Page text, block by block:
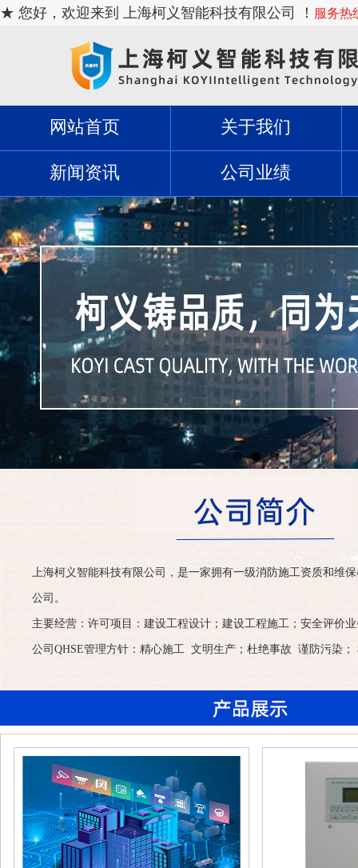
★ 您好，欢迎来到 上海柯义智能科技有限公司 ！ 服务热
网站首页 关于我们
新闻资讯 公司业绩
上海柯义智能科技有限公司，是一家拥有一级消防施工资质和维
公司。
主要经营：许可项目：建设工程设计；建设工程施工；安全评价
公司QHSE管理方针：精心施工 文明生产；杜绝事故 谨防污染